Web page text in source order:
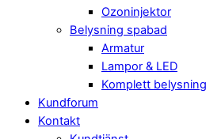
Ozoninjektor
Belysning spabad
Armatur
Lampor & LED
Komplett belysning
Kundforum
Kontakt